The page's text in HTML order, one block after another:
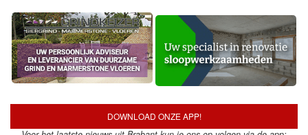
DOWNLOAD ONZE APP!